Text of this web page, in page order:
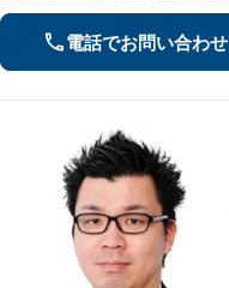
電話でお問い合わせ